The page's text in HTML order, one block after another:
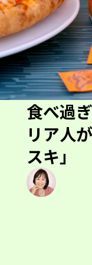
食べ過
リア人
スキ」